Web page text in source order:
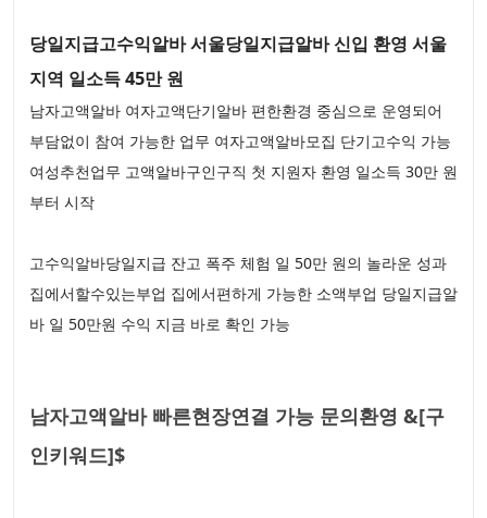
당일지급고수익알바 서울당일지급알바 신입 환영 서울
지역 일소득 45만 원
남자고액알바 여자고액단기알바 편한환경 중심으로 운영되어
부담없이 참여 가능한 업무 여자고액알바모집 단기고수익 가능
여성추천업무 고액알바구인구직 첫 지원자 환영 일소득 30만 원
부터 시작
고수익알바당일지급 잔고 폭주 체험 일 50만 원의 놀라운 성과
집에서할수있는부업 집에서편하게 가능한 소액부업 당일지급알
바 일 50만원 수익 지금 바로 확인 가능
남자고액알바 빠른현장연결 가능 문의환영 &[구
인키워드]$